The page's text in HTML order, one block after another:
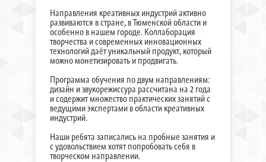
Направления креативных индустрий активно
развиваются в стране, в Тюменской области и
особенно в нашем городе. Коллаборация
творчества и современных инновационных
технологий даёт уникальный продукт, который
можно монетизировать и продвигать.
Программа обучения по двум направлениям:
дизайн и звукорежиссура рассчитана на 2 года
и содержит множество практических занятий с
ведущими экспертами в области креативных
индустрий.
Наши ребята записались на пробные занятия и
с удовольствием хотят попробовать себя в
творческом направлении.